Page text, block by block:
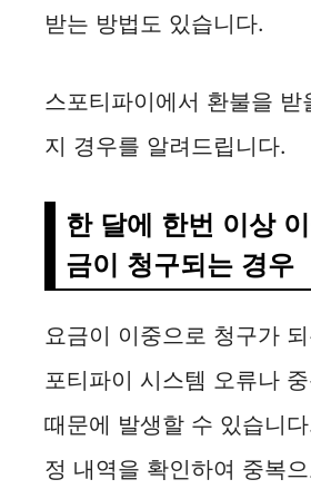
받는 방법도 있습니다.
스포티파이에서 환불을
지 경우를 알려드립니다.
한 달에 한번 이상
금이 청구되는 경우
요금이 이중으로 청구가
포티파이 시스템 오류나
때문에 발생할 수 있습니
정 내역을 확인하여 중복